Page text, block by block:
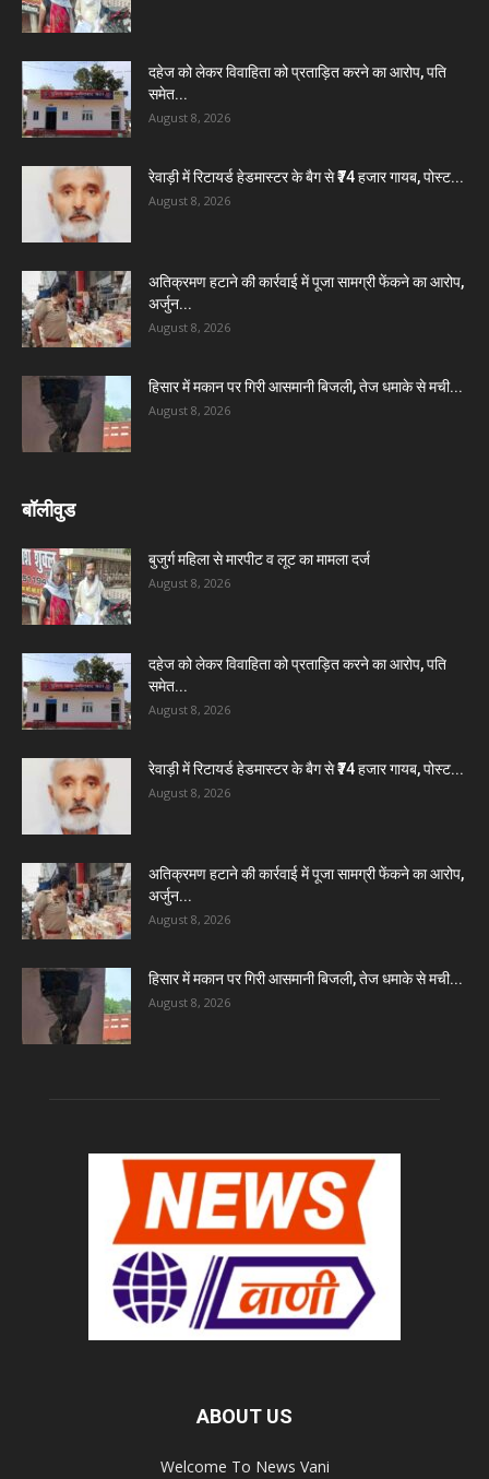
दहेज को लेकर विवाहिता को प्रताड़ित करने का आरोप, पति
समेत...
August 8, 2026
रेवाड़ी में रिटायर्ड हेडमास्टर के बैग से ₹74 हजार गायब, पोस्ट...
August 8, 2026
अतिक्रमण हटाने की कार्रवाई में पूजा सामग्री फेंकने का आरोप,
अर्जुन...
August 8, 2026
हिसार में मकान पर गिरी आसमानी बिजली, तेज धमाके से मची...
August 8, 2026
बॉलीवुड
बुजुर्ग महिला से मारपीट व लूट का मामला दर्ज
August 8, 2026
दहेज को लेकर विवाहिता को प्रताड़ित करने का आरोप, पति
समेत...
August 8, 2026
रेवाड़ी में रिटायर्ड हेडमास्टर के बैग से ₹74 हजार गायब, पोस्ट...
August 8, 2026
अतिक्रमण हटाने की कार्रवाई में पूजा सामग्री फेंकने का आरोप,
अर्जुन...
August 8, 2026
हिसार में मकान पर गिरी आसमानी बिजली, तेज धमाके से मची...
August 8, 2026
ABOUT US
Welcome To News Vani